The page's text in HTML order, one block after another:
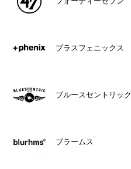
プラスフェニックス
ブルースセントリック
ブラームス